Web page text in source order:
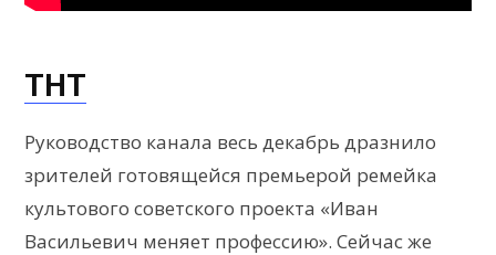
ТНТ
Руководство канала весь декабрь дразнило
зрителей готовящейся премьерой ремейка
культового советского проекта «Иван
Васильевич меняет профессию». Сейчас же